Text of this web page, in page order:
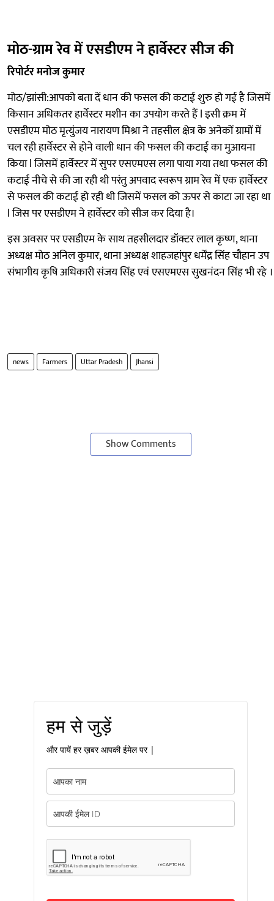
मोठ-ग्राम रेव में एसडीएम ने हार्वेस्टर सीज की
रिपोर्टर मनोज कुमार
मोठ/झांसी:आपको बता दें धान की फसल की कटाई शुरु हो गई है जिसमें
किसान अधिकतर हार्वेस्टर मशीन का उपयोग करते हैं l इसी क्रम में
एसडीएम मोठ मृत्युंजय नारायण मिश्रा ने तहसील क्षेत्र के अनेकों ग्रामों में
चल रही हार्वेस्टर से होने वाली धान की फसल की कटाई का मुआयना
किया l जिसमें हार्वेस्टर में सुपर एसएमएस लगा पाया गया तथा फसल की
कटाई नीचे से की जा रही थी परंतु अपवाद स्वरूप ग्राम रेव में एक हार्वेस्टर
से फसल की कटाई हो रही थी जिसमें फसल को ऊपर से काटा जा रहा था
l जिस पर एसडीएम ने हार्वेस्टर को सीज कर दिया है।
इस अवसर पर एसडीएम के साथ तहसीलदार डॉक्टर लाल कृष्ण, थाना
अध्यक्ष मोठ अनिल कुमार, थाना अध्यक्ष शाहजहांपुर धर्मेंद्र सिंह चौहान उप
संभागीय कृषि अधिकारी संजय सिंह एवं एसएमएस सुखनंदन सिंह भी रहे ।
news Farmers Uttar Pradesh Jhansi
Show Comments
हम से जुड़ें
और पायें हर ख़बर आपकी ईमेल पर |